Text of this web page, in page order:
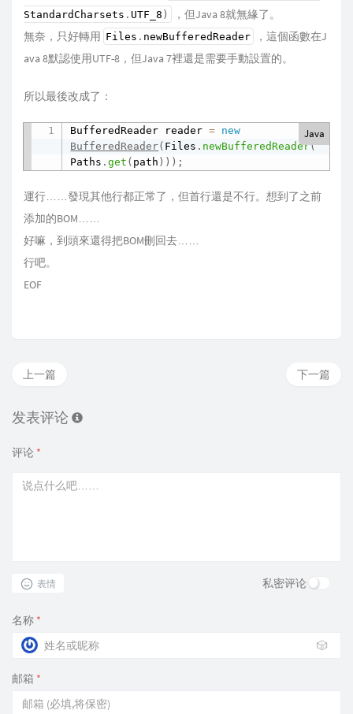
StandardCharsets . UTF_8 )
，但Java 8就無緣了。
無奈，只好轉用 Files . newBufferedReader
，這個函數在J
ava 8默認使用UTF-8，但Java 7裡還是需要手動設置的。
所以最後改成了：
Java
BufferedReader reader = new
BufferedReader( Files . newBufferedReader(
Paths .get ( path ) ) ) ;
運行……發現其他行都正常了，但首行還是不行。想到了之前
添加的BOM……
好嘛，到頭來還得把BOM刪回去……
行吧。
EOF
下一篇
上一篇
发表评论
评论 *
表情 私密评论
名称 *
🎲
邮箱 *